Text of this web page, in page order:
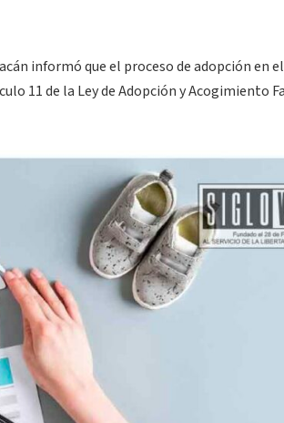
informó que el proceso de adopción en
11 de la Ley de Adopción y Acogimiento